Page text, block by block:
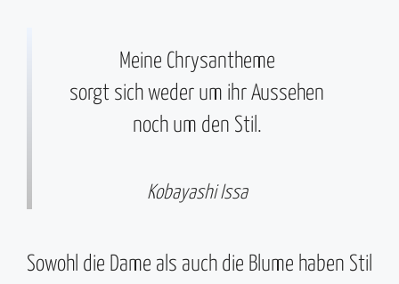
Meine Chrysantheme
sorgt sich weder um ihr Aussehen
noch um den Stil.
Kobayashi Issa
Sowohl die Dame als auch die Blume haben Stil